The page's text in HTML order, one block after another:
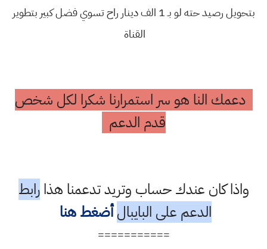
بتحويل رصيد حته لو بـ 1 الف دينار راح تسوي فضل كبير بتطوير
القناة
دعمك النا هو سر استمرارنا شكرا لكل شخص
قدم الدعم
واذا كان عندك حساب وتريد تدعمنا هذارابط
الدعم على البايبال أضغط هنا
===========